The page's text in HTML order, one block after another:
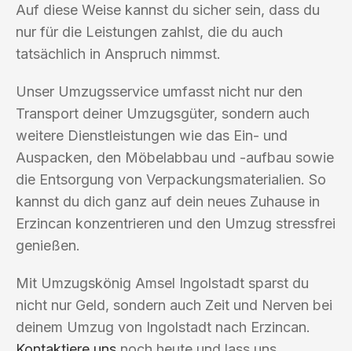
Auf diese Weise kannst du sicher sein, dass du
nur für die Leistungen zahlst, die du auch
tatsächlich in Anspruch nimmst.
Unser Umzugsservice umfasst nicht nur den
Transport deiner Umzugsgüter, sondern auch
weitere Dienstleistungen wie das Ein- und
Auspacken, den Möbelabbau und -aufbau sowie
die Entsorgung von Verpackungsmaterialien. So
kannst du dich ganz auf dein neues Zuhause in
Erzincan konzentrieren und den Umzug stressfrei
genießen.
Mit Umzugskönig Amsel Ingolstadt sparst du
nicht nur Geld, sondern auch Zeit und Nerven bei
deinem Umzug von Ingolstadt nach Erzincan.